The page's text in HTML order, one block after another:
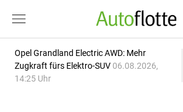
Opel Grandland Electric AWD: Mehr
Zugkraft fürs Elektro-SUV 06.08.2026,
14:25 Uhr